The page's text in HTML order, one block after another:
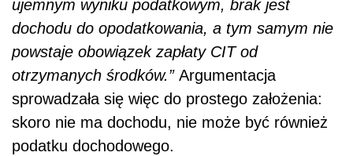
ujemnym wyniku podatkowym, brak jest
dochodu do opodatkowania, a tym samym nie
powstaje obowiązek zapłaty CIT od
otrzymanych środków.” Argumentacja
sprowadzała się więc do prostego założenia:
skoro nie ma dochodu, nie może być również
podatku dochodowego.